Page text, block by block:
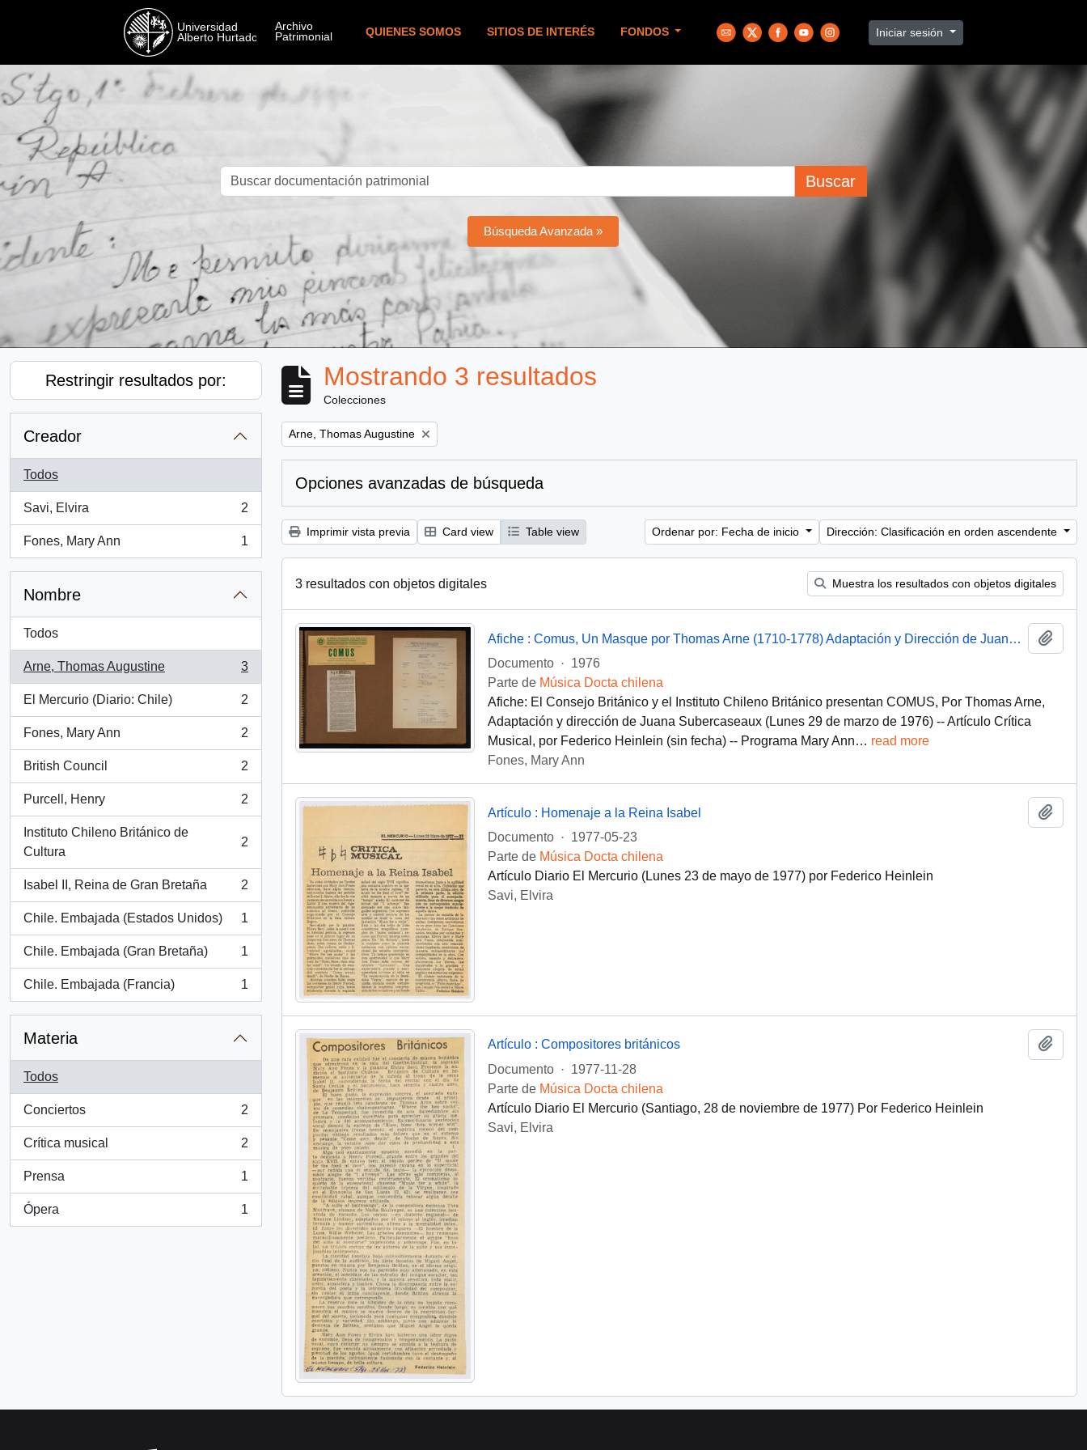
QUIENES SOMOS SITIOS DE INTERÉS FONDOS Iniciar sesión
Buscar
Búsqueda Avanzada »
Restringir resultados por:
Creador
Todos
Savi, Elvira
, 2 resultados
2
Fones, Mary Ann
, 1 resultados
1
Nombre
Todos
Arne, Thomas Augustine
, 3 resultados
3
El Mercurio (Diario: Chile)
, 2 resultados
2
Fones, Mary Ann
, 2 resultados
2
British Council
, 2 resultados
2
Purcell, Henry
, 2 resultados
2
Instituto Chileno Británico de
Cultura
, 2 resultados
2
Isabel II, Reina de Gran Bretaña
, 2 resultados
2
Chile. Embajada (Estados Unidos)
, 1 resultados
1
Chile. Embajada (Gran Bretaña)
, 1 resultados
1
Chile. Embajada (Francia)
, 1 resultados
1
Materia
Todos
Conciertos
, 2 resultados
2
Crítica musical
, 2 resultados
2
Prensa
, 1 resultados
1
Ópera
, 1 resultados
1
Mostrando 3 resultados
Colecciones
Remove filter:
Arne, Thomas Augustine
Opciones avanzadas de búsqueda
Imprimir vista previa Card view Table view Ordenar por: Fecha de inicio Dirección: Clasificación en orden ascendente
3 resultados con objetos digitales Muestra los resultados con objetos digitales
Afiche : Comus, Un Masque por Thomas Arne (1710-1778) Adaptación y Dirección de Juana Subercaseaux
Documento
· 1976
Parte de Música Docta chilena
Afiche: El Consejo Británico y el Instituto Chileno Británico presentan COMUS, Por Thomas Arne,
Adaptación y dirección de Juana Subercaseaux (Lunes 29 de marzo de 1976) -- Artículo Crítica
Musical, por Federico Heinlein (sin fecha) -- Programa Mary Ann… read more
Fones, Mary Ann
Artículo : Homenaje a la Reina Isabel
Documento
· 1977-05-23
Parte de Música Docta chilena
Artículo Diario El Mercurio (Lunes 23 de mayo de 1977) por Federico Heinlein
Savi, Elvira
Artículo : Compositores británicos
Documento
· 1977-11-28
Parte de Música Docta chilena
Artículo Diario El Mercurio (Santiago, 28 de noviembre de 1977) Por Federico Heinlein
Savi, Elvira